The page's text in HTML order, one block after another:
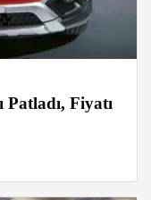
Patladı, Fiyatı